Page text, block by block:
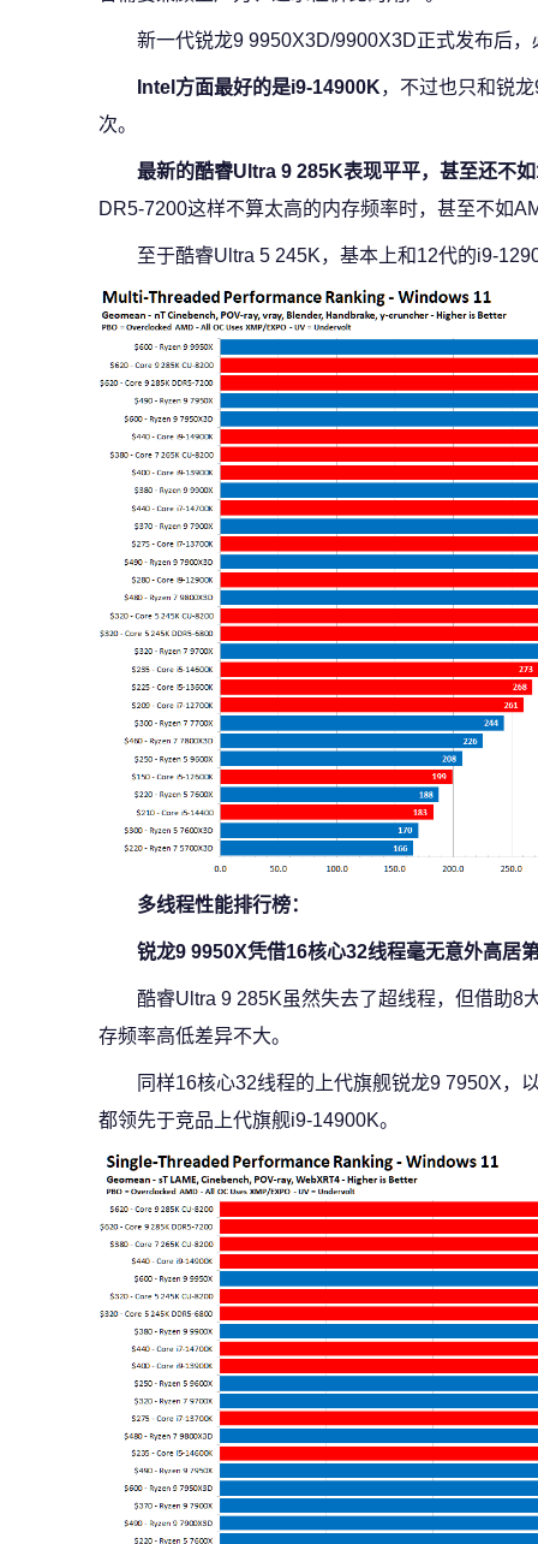
新一代锐龙9 9950X3D/9900X3D正式发布后
Intel方面最好的是i9-14900K，不过也只和锐
次。
最新的酷睿Ultra 9 285K表现平平，甚至还不
DR5-7200这样不算太高的内存频率时，甚至不如
至于酷睿Ultra 5 245K，基本上和12代的i9-
多线程性能排行榜：
锐龙9 9950X凭借16核心32线程毫无意外高居
酷睿Ultra 9 285K虽然失去了超线程，但借助8
存频率高低差异不大。
同样16核心32线程的上代旗舰锐龙9 7950X，
都领先于竞品上代旗舰i9-14900K。